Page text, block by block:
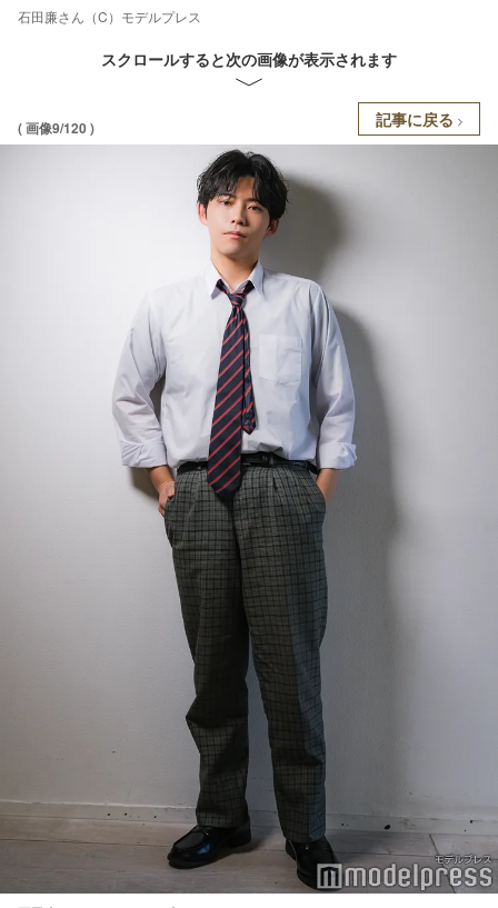
石田廉さん（C）モデルプレス
スクロールすると次の画像が表示されます
( 画像9/120 ) 記事に戻る